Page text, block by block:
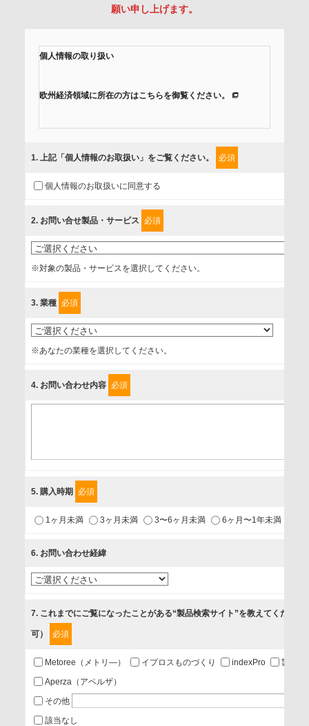
願い申し上げます。
個人情報の取り扱い
欧州経済領域に所在の方はこちらを御覧ください。
組みを行っています。
に取扱い、これらで定める範囲内で、サービスの提供やご案
内等のために利用させていただいております。
情報を提供されるお客様（本人）に対して、情報の収集目
的、管理者、提供の有無、情報提供の任意性や権利について
確認し、当社への情報提供がお客様の懸念にならないよう
上げます。
事業者名
個人情報保護責任者
1.当社が取り扱う商品・サービスに関するご案内
2.当社が開催（主催・共催・協賛）するセミナーなど、各種イ
3.お客様の業務内容、及び興味、関心に応じた情報の提供
4.お客様満足度調査等のアンケートの依頼
第三者提供の有無
あり
a.個人情報の提供・利用目的
当該企業/団体のサービス等のご案内及び当該企業/団体からの
1. 上記「個人情報のお取扱い」をご覧ください。 必須
個人情報のお取扱いに同意する
2. お問い合せ製品・サービス 必須
※対象の製品・サービスを選択してください。
3. 業種 必須
※あなたの業種を選択してください。
4. お問い合わせ内容 必須
5. 購入時期 必須
1ヶ月未満 3ヶ月未満 3〜6ヶ月未満 6ヶ月〜1年未満
6. お問い合わせ経緯
7. これまでにご覧になったことがある“製品検索サイト”を教えてください
可） 必須
Metoree（メトリ―） イプロスものづくり indexPro
製品ナ
Aperza（アペルザ）
その他
該当なし